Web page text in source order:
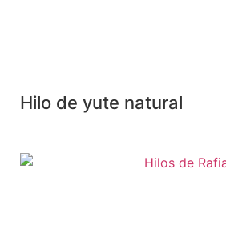
Hilo de yute natural